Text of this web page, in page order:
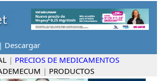
| Descargar
| PRECIOS DE MEDICAMENTOS
| PRODUCTOS